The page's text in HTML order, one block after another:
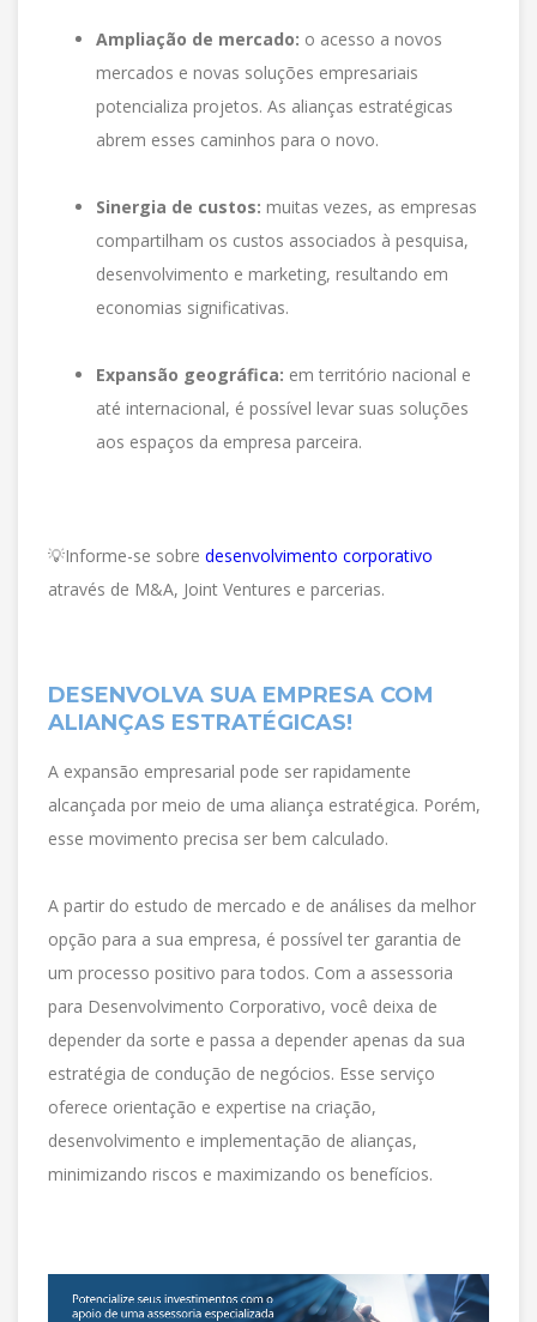
Ampliação de mercado: o acesso a novos
mercados e novas soluções empresariais
potencializa projetos. As alianças estratégicas
abrem esses caminhos para o novo.
Sinergia de custos: muitas vezes, as empresas
compartilham os custos associados à pesquisa,
desenvolvimento e marketing, resultando em
economias significativas.
Expansão geográfica: em território nacional e
até internacional, é possível levar suas soluções
aos espaços da empresa parceira.
💡Informe-se sobre desenvolvimento corporativo
através de M&A, Joint Ventures e parcerias.
DESENVOLVA SUA EMPRESA COM
ALIANÇAS ESTRATÉGICAS!
A expansão empresarial pode ser rapidamente
alcançada por meio de uma aliança estratégica. Porém,
esse movimento precisa ser bem calculado.
A partir do estudo de mercado e de análises da melhor
opção para a sua empresa, é possível ter garantia de
um processo positivo para todos. Com a assessoria
para Desenvolvimento Corporativo, você deixa de
depender da sorte e passa a depender apenas da sua
estratégia de condução de negócios. Esse serviço
oferece orientação e expertise na criação,
desenvolvimento e implementação de alianças,
minimizando riscos e maximizando os benefícios.